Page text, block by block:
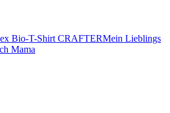
Bio-T-Shirt CRAFTERMein Lieblings
Mama